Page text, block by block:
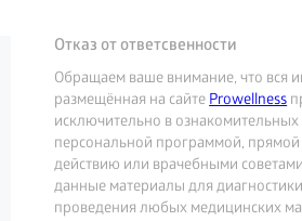
Отказ от ответсвенности
Обращаем ваше внимание, что вся
размещённая на сайтеProwellness
исключительно в ознакомительных
персональной программой,
действию или врачебными
данные материалы для
проведения любых медицинских